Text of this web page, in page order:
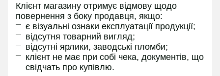
Клієнт магазину отримує відмову щодо
повернення з боку продавця, якщо:
є візуальні ознаки експлуатації продукції;
відсутня товарний вигляд;
відсутні ярлики, заводські пломби;
клієнт не має при собі чека, документів, що
свідчать про купівлю.